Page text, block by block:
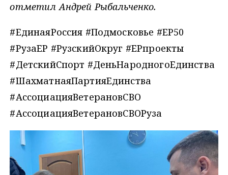
отметил Андрей Рыбальченко.
#ЕдинаяРоссия #Подмосковье #ЕР50
#РузаЕР #РузскийОкруг #ЕРпроекты
#ДетскийСпорт #ДеньНародногоЕдинства
#ШахматнаяПартияЕдинства
#АссоциацияВетерановСВО
#АссоциацияВетерановСВОРуза